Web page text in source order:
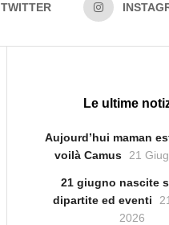
TWITTER
Le ultime
Aujourd’hui maman
voilà Camus
21
21 giugno nascite
dipartite ed eventi
2026